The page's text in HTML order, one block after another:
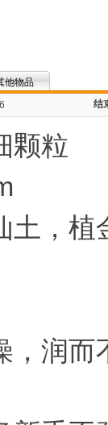
他物品
结
颗粒
土，植
，润而